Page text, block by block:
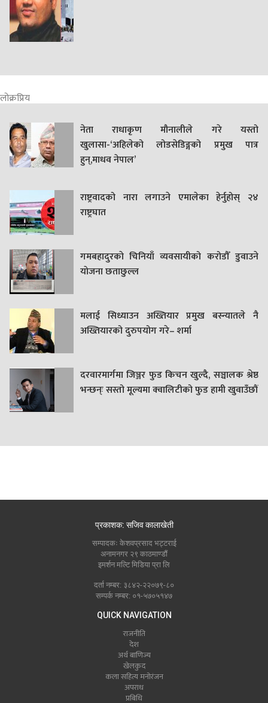
लोक्रप्रिय
नेता राधाकृण मौनालीले गरे यस्तो
खुलासा-‘अहिलेको लोडसेडिङ्गको प्रमुख पात्र
हुन्,माधव नेपाल’
राष्ट्रवादको नारा लगाउने एमालेका हेर्नुहोस् २४
राष्ट्रघात
गमबहादुरकाे चिनियाँ व्यवसायीको करोडौँ डुवाउने
याेजना छताछुल्ल
मलाई सिध्याउन अख्तियार प्रमुख बस्न्यातले नै
अख्तियारको दुरुपयोग गरे– शर्मा
दरवारमार्गमा जिञ्जर फुड किचन खुल्दै, सञ्चालक श्रेष्ठ
भन्छन्ः सस्तो मूल्यमा क्वालिटीको फुड हामी खुवाउँछौं
प्रकाशक: सजिव कालाखेती
सम्पादकः केशवप्रसाद भट्टराई
अनामनगर २९ काठमाण्डौं
इमर्शन मल्टि मिडिया प्रा लि
दर्ता नम्बर: ३८४२-२२०७९-८०
सम्पर्क नम्बर: ०१-५७०५१४७
QUICK NAVIGATION
राजनीति
देश
अर्थ बाणिज्य
खेलकुद
कला सहित्य मनोरंजन
अपराध
प्रबिधि